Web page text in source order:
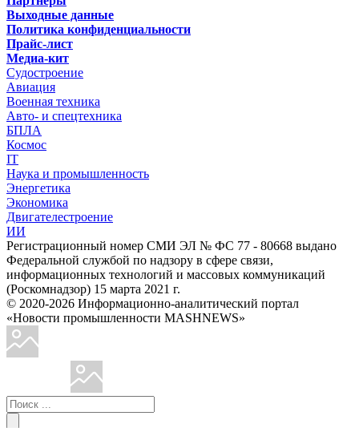
Выходные данные
Политика конфиденциальности
Прайс-лист
Медиа-кит
Судостроение
Авиация
Военная техника
Авто- и спецтехника
БПЛА
Космос
IT
Наука и промышленность
Энергетика
Экономика
Двигателестроение
ИИ
Регистрационный номер СМИ ЭЛ № ФС 77 - 80668 выдано
Федеральной службой по надзору в сфере связи,
информационных технологий и массовых коммуникаций
(Роскомнадзор) 15 марта 2021 г.
© 2020-2026 Информационно-аналитический портал
«Новости промышленности MASHNEWS»